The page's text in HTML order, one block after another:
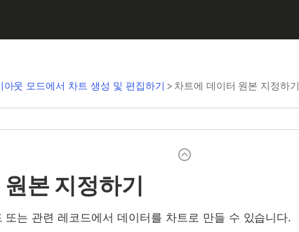
아웃 모드에서 차트 생성 및 편집하기 > 차트에 데이터 원본 지정하기
본 지정하기
또는 관련 레코드에서 데이터를 차트로 만들 수 있습니다.